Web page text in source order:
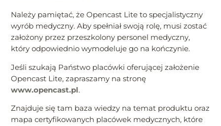
Należy pamiętać, że Opencast Lite to specjalistyczny
wyrób medyczny. Aby spełniał swoją rolę, musi zostać
założony przez przeszkolony personel medyczny,
który odpowiednio wymodeluje go na kończynie.
Jeśli szukają Państwo placówki oferującej założenie
Opencast Lite, zapraszamy na stronę
www.opencast.pl.
Znajduje się tam baza wiedzy na temat produktu oraz
mapa certyfikowanych placówek medycznych, które